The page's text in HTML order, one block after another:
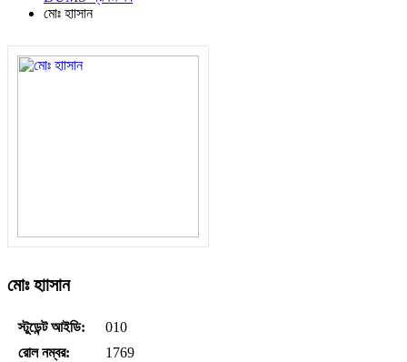
মোঃ হাাসান
মোঃ হাাসান
স্টুডেন্ট আইডি:
010
রোল নম্বর:
1769